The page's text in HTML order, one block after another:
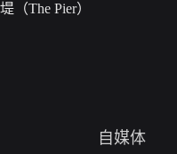
堤（The Pier）
自媒体